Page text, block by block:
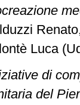
Luca
di
del